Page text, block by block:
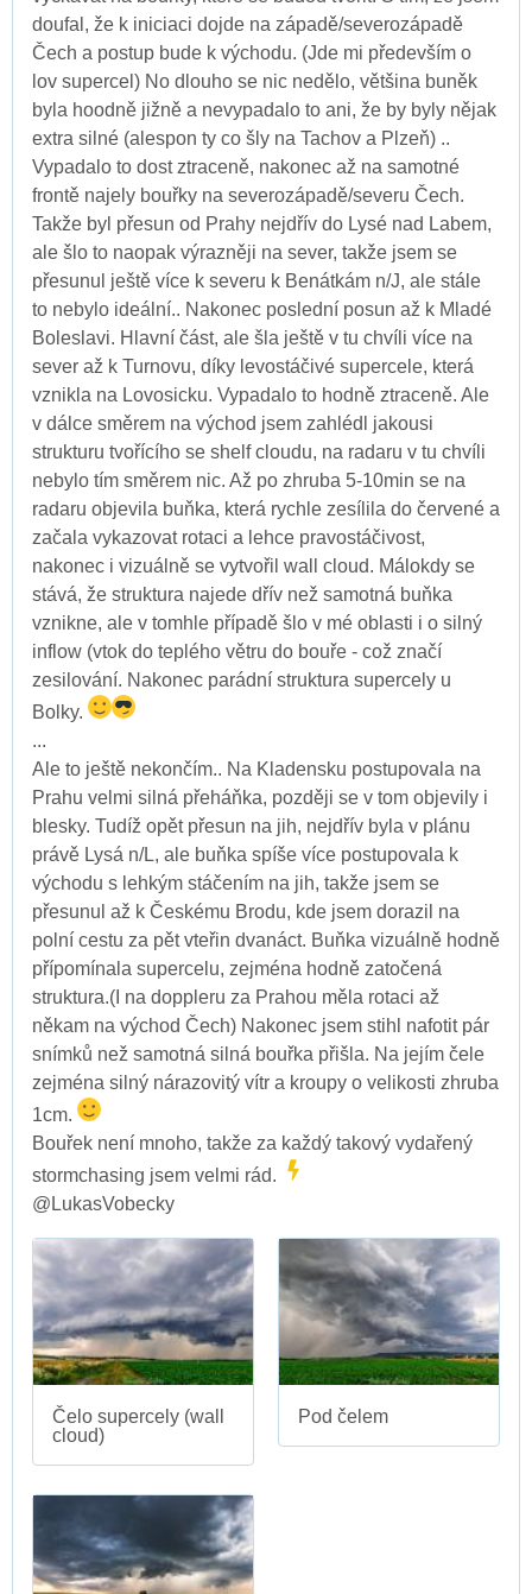
doufal, že k iniciaci dojde na západě/severozápadě
Čech a postup bude k východu. (Jde mi především o
lov supercel) No dlouho se nic nedělo, většina buněk
byla hoodně jižně a nevypadalo to ani, že by byly nějak
extra silné (alespon ty co šly na Tachov a Plzeň) ..
Vypadalo to dost ztraceně, nakonec až na samotné
frontě najely bouřky na severozápadě/severu Čech.
Takže byl přesun od Prahy nejdřív do Lysé nad Labem,
ale šlo to naopak výrazněji na sever, takže jsem se
přesunul ještě více k severu k Benátkám n/J, ale stále
to nebylo ideální.. Nakonec poslední posun až k Mladé
Boleslavi. Hlavní část, ale šla ještě v tu chvíli více na
sever až k Turnovu, díky levostáčivé supercele, která
vznikla na Lovosicku. Vypadalo to hodně ztraceně. Ale
v dálce směrem na východ jsem zahlédl jakousi
strukturu tvořícího se shelf cloudu, na radaru v tu chvíli
nebylo tím směrem nic. Až po zhruba 5-10min se na
radaru objevila buňka, která rychle zesílila do červené a
začala vykazovat rotaci a lehce pravostáčivost,
nakonec i vizuálně se vytvořil wall cloud. Málokdy se
stává, že struktura najede dřív než samotná buňka
vznikne, ale v tomhle případě šlo v mé oblasti i o silný
inflow (vtok do teplého větru do bouře - což značí
zesilování. Nakonec parádní struktura supercely u
Bolky.
...
Ale to ještě nekončím.. Na Kladensku postupovala na
Prahu velmi silná přeháňka, později se v tom objevily i
blesky. Tudíž opět přesun na jih, nejdřív byla v plánu
právě Lysá n/L, ale buňka spíše více postupovala k
východu s lehkým stáčením na jih, takže jsem se
přesunul až k Českému Brodu, kde jsem dorazil na
polní cestu za pět vteřin dvanáct. Buňka vizuálně hodně
přípomínala supercelu, zejména hodně zatočená
struktura.(I na doppleru za Prahou měla rotaci až
někam na východ Čech) Nakonec jsem stihl nafotit pár
snímků než samotná silná bouřka přišla. Na jejím čele
zejména silný nárazovitý vítr a kroupy o velikosti zhruba
1cm.
Bouřek není mnoho, takže za každý takový vydařený
stormchasing jsem velmi rád.
@LukasVobecky
Čelo supercely (wall
cloud)
Pod čelem